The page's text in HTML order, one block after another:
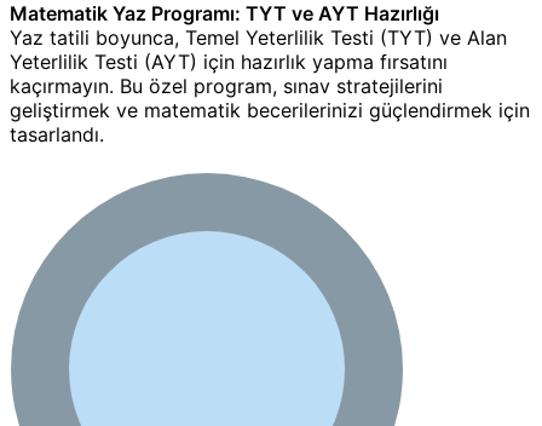
Matematik Yaz Programı: TYT ve AYT Hazırlığı
Yaz tatili boyunca, Temel Yeterlilik Testi (TYT) ve Alan
Yeterlilik Testi (AYT) için hazırlık yapma fırsatını
kaçırmayın. Bu özel program, sınav stratejilerini
geliştirmek ve matematik becerilerinizi güçlendirmek için
tasarlandı.